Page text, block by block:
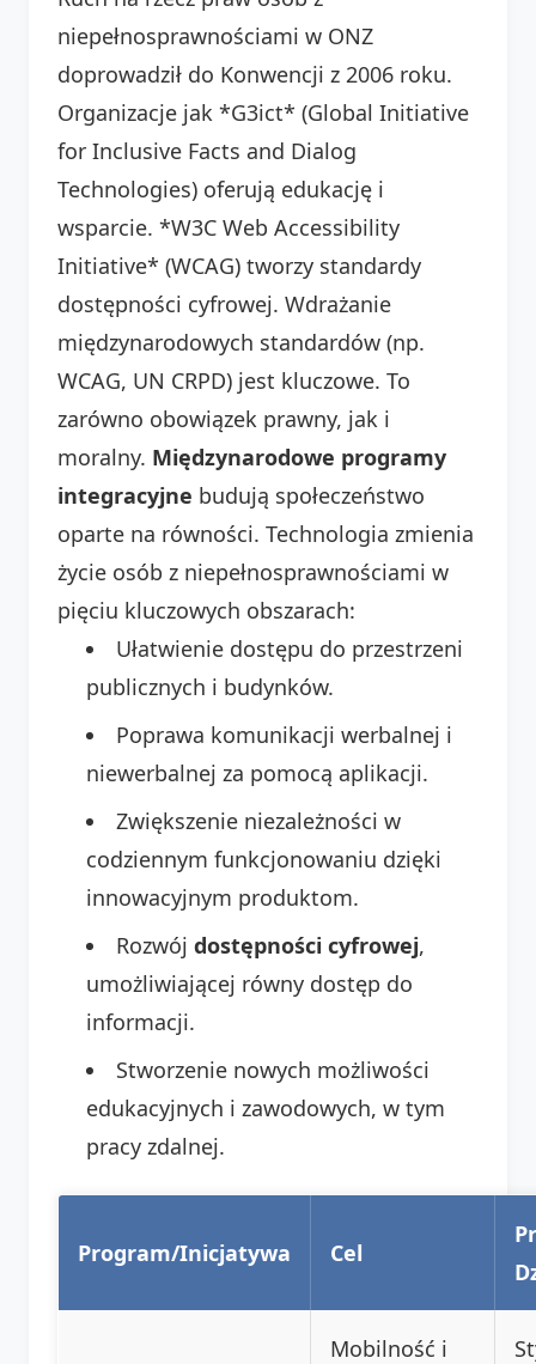
niepełnosprawnościami w ONZ
doprowadził do Konwencji z 2006 roku.
Organizacje jak *G3ict* (Global Initiative
for Inclusive Facts and Dialog
Technologies) oferują edukację i
wsparcie. *W3C Web Accessibility
Initiative* (WCAG) tworzy standardy
dostępności cyfrowej. Wdrażanie
międzynarodowych standardów (np.
WCAG, UN CRPD) jest kluczowe. To
zarówno obowiązek prawny, jak i
moralny. Międzynarodowe programy
integracyjne budują społeczeństwo
oparte na równości. Technologia zmienia
życie osób z niepełnosprawnościami w
pięciu kluczowych obszarach:
Ułatwienie dostępu do przestrzeni
publicznych i budynków.
Poprawa komunikacji werbalnej i
niewerbalnej za pomocą aplikacji.
Zwiększenie niezależności w
codziennym funkcjonowaniu dzięki
innowacyjnym produktom.
Rozwój dostępności cyfrowej,
umożliwiającej równy dostęp do
informacji.
Stworzenie nowych możliwości
edukacyjnych i zawodowych, w tym
pracy zdalnej.
Program/Inicjatywa Cel
Mobilność i